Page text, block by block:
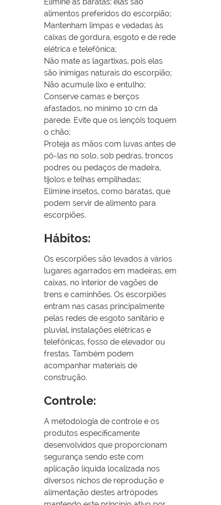
alimentos preferidos do escorpião;
Mantenham limpas e vedadas às
caixas de gordura, esgoto e de rede
elétrica e telefônica;
Não mate as lagartixas, pois elas
são inimigas naturais do escorpião;
Não acumule lixo e entulho;
Conserve camas e berços
afastados, no mínimo 10 cm da
parede. Evite que os lençóis toquem
o chão;
Proteja as mãos com luvas antes de
pô-las no solo, sob pedras, troncos
podres ou pedaços de madeira,
tijolos e telhas empilhadas;
Elimine insetos, como baratas, que
podem servir de alimento para
escorpiões.
Hábitos:
Os escorpiões são levados à vários
lugares agarrados em madeiras, em
caixas, no interior de vagões de
trens e caminhões. Os escorpiões
entram nas casas principalmente
pelas redes de esgoto sanitário e
pluvial, instalações elétricas e
telefônicas, fosso de elevador ou
frestas. Também podem
acompanhar materiais de
construção.
Controle:
A metodologia de controle e os
produtos especificamente
desenvolvidos que proporcionam
segurança sendo este com
aplicação liquida localizada nos
diversos nichos de reprodução e
alimentação destes artrópodes